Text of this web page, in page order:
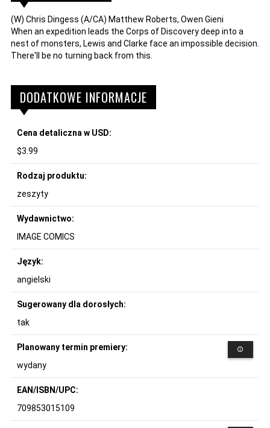
(W) Chris Dingess (A/CA) Matthew Roberts, Owen Gieni
When an expedition leads the Corps of Discovery deep into a
nest of monsters, Lewis and Clarke face an impossible decision.
There'll be no turning back from this.
DODATKOWE INFORMACJE
Cena detaliczna w USD:
$3.99
Rodzaj produktu:
zeszyty
Wydawnictwo:
IMAGE COMICS
Język:
angielski
Sugerowany dla dorosłych:
tak
Planowany termin premiery:
wydany
EAN/ISBN/UPC:
709853015109